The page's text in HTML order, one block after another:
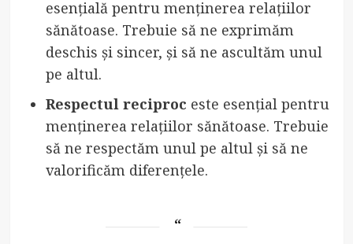
esențială pentru menținerea relațiilor
sănătoase. Trebuie să ne exprimăm
deschis și sincer, și să ne ascultăm unul
pe altul.
Respectul reciproc este esențial pentru
menținerea relațiilor sănătoase. Trebuie
să ne respectăm unul pe altul și să ne
valorificăm diferențele.